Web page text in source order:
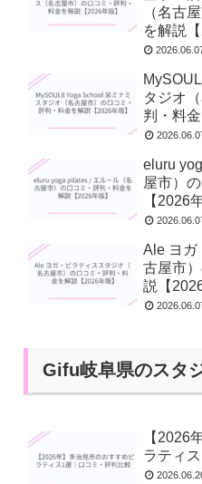
（名古
を解説
タジオ
判・料
eluru
屋市）
【2026
Ale ヨガ
古屋市
説【
Gifu岐阜県のスタ
【2026
ラティ